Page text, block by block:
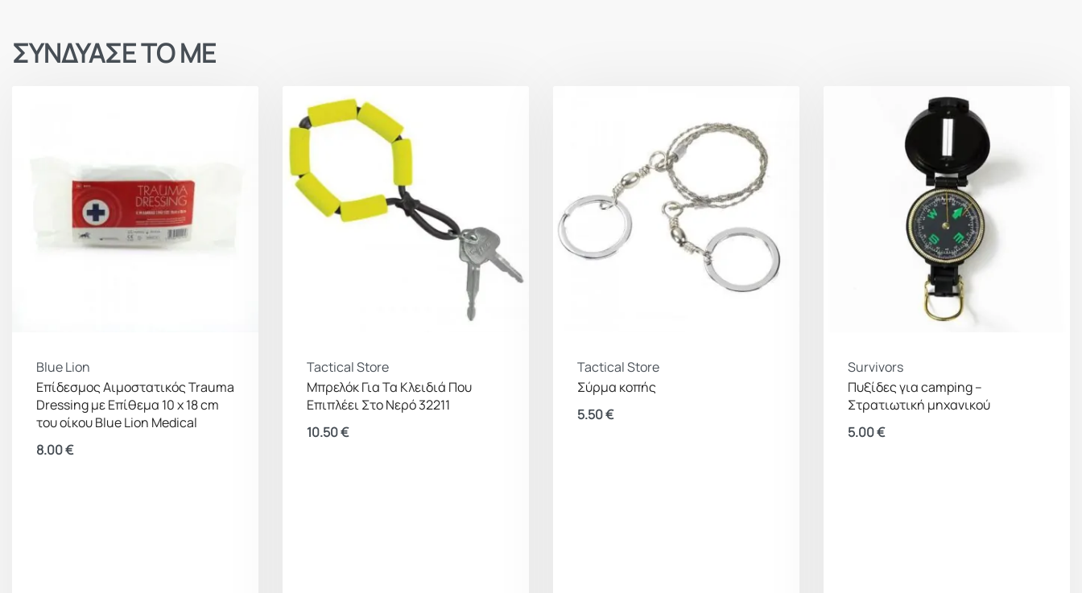
ΣΥΝΔΥΑΣΕ ΤΟ ΜΕ
Blue Lion
Επίδεσμος Αιμοστατικός Trauma
Dressing με Επίθεμα 10 x 18 cm
του οίκου Blue Lion Medical
8.00€
Tactical Store
Μπρελόκ Για Τα Κλειδιά Που
Επιπλέει Στο Νερό 32211
10.50€
Tactical Store
Σύρμα κοπής
5.50€
Survivors
Πυξίδες για camping –
Στρατιωτική μηχανικού
5.00€